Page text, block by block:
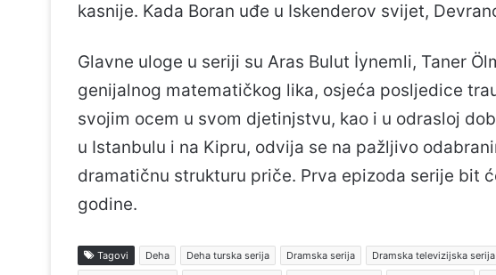
kasnije. Kada Boran uđe u Iskenderov svijet,
Glavne uloge u seriji su Aras Bulut İynemli, Taner
genijalnog matematičkog lika, osjeća posljedice
svojim ocem u svom djetinjstvu, kao i u odrasloj
u Istanbulu i na Kipru, odvija se na pažljivo
dramatičnu strukturu priče. Prva epizoda serije bit
godine.
Tagovi Deha Deha turska serija Dramska serija Dramska televizijska serija